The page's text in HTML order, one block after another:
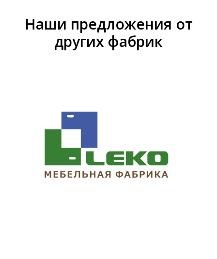
Наши предложения от
других фабрик